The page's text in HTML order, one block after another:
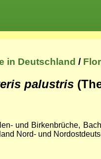
in Deutschland /
palustris
und Birkenbrüche,
Nord- und